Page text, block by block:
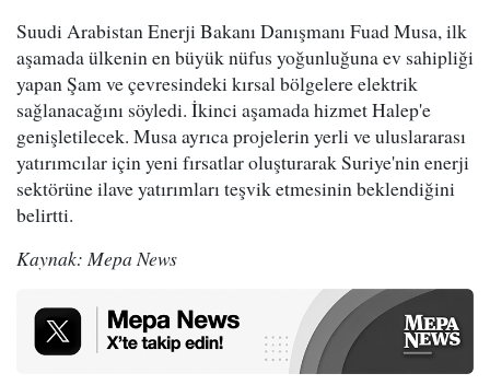
Suudi Arabistan Enerji Bakanı Danışmanı Fuad Musa, ilk
aşamada ülkenin en büyük nüfus yoğunluğuna ev sahipliği
yapan Şam ve çevresindeki kırsal bölgelere elektrik
sağlanacağını söyledi. İkinci aşamada hizmet Halep'e
genişletilecek. Musa ayrıca projelerin yerli ve uluslararası
yatırımcılar için yeni fırsatlar oluşturarak Suriye'nin enerji
sektörüne ilave yatırımları teşvik etmesinin beklendiğini
belirtti.
Kaynak: Mepa News